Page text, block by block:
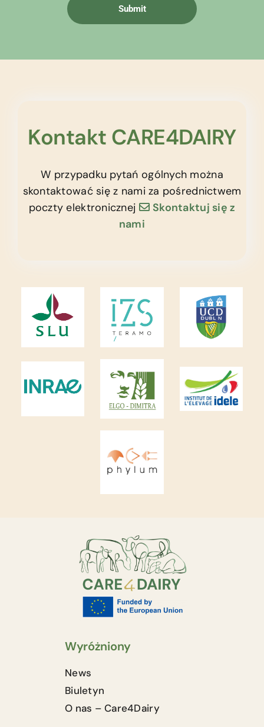
Kontakt CARE4DAIRY
W przypadku pytań ogólnych można
skontaktować się z nami za pośrednictwem
poczty elektronicznej
Skontaktuj się z
nami
Wyróżniony
News
Biuletyn
O nas – Care4Dairy